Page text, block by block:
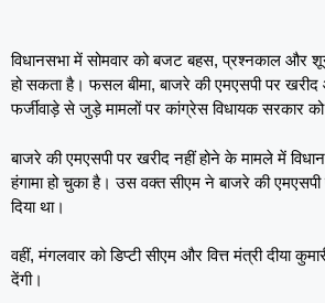
विधानसभा में सोमवार को बजट बहस, प्रश्नकाल और
हो सकता है। फसल बीमा, बाजरे की एमएसपी पर
फर्जीवाड़े से जुड़े मामलों पर कांग्रेस विधायक सरकार
बाजरे की एमएसपी पर खरीद नहीं होने के मामले में
हंगामा हो चुका है। उस वक्त सीएम ने बाजरे की
दिया था।
वहीं, मंगलवार को डिप्टी सीएम और वित्त मंत्री दीया
देंगी।